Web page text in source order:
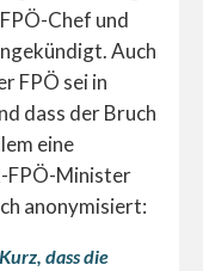
Chef und
Auch
FPÖ sei in
dass der Bruch
eine
FPÖ-Minister
anonymisiert:
dass die